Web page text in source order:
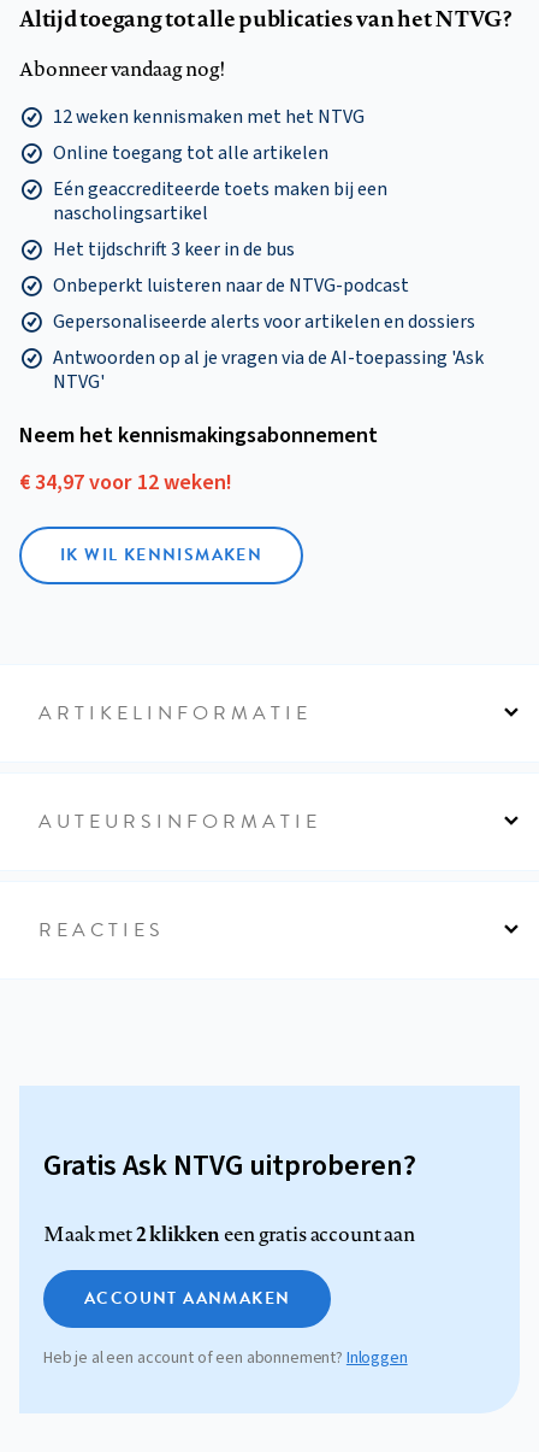
Altijd toegang tot alle publicaties van het NTVG?
Abonneer vandaag nog!
12 weken kennismaken met het NTVG
Online toegang tot alle artikelen
Eén geaccrediteerde toets maken bij een
nascholingsartikel
Het tijdschrift 3 keer in de bus
Onbeperkt luisteren naar de NTVG-podcast
Gepersonaliseerde alerts voor artikelen en dossiers
Antwoorden op al je vragen via de AI-toepassing 'Ask
NTVG'
Neem het kennismakings­abonnement
€ 34,97 voor 12 weken!
IK WIL KENNISMAKEN
ARTIKELINFORMATIE
AUTEURSINFORMATIE
REACTIES
Gratis Ask NTVG uitproberen?
Maak met2 klikkeneen gratis account aan
ACCOUNT AANMAKEN
Heb je al een account of een abonnement? Inloggen